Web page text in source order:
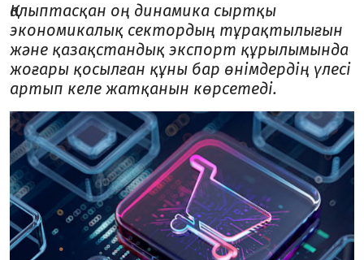
Қалыптасқан оң динамика сыртқы
экономикалық сектордың тұрақтылығын
және қазақстандық экспорт құрылымында
жоғары қосылған құны бар өнімдердің үлесі
артып келе жатқанын көрсетеді.